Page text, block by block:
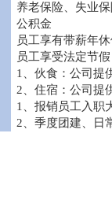
养老保险、失业
公积金
员工享有带薪年
员工享受法定节
1、伙食：公司提
2、住宿：公司提
1、报销员工入职
2、季度团建、日